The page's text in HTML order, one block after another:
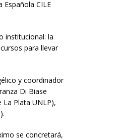
CILE
institucional: la
para llevar
y coordinador
Di Biase
La Plata UNLP),
se concretará,